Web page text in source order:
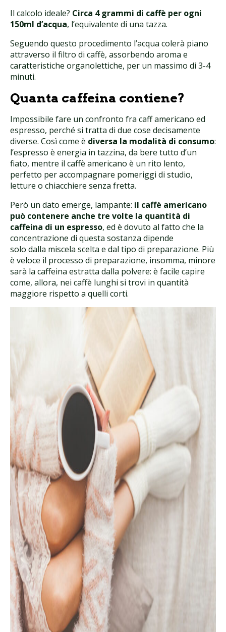
Il calcolo ideale? Circa 4 grammi di caffè per ogni
150ml d’acqua, l’equivalente di una tazza.
Seguendo questo procedimento l’acqua colerà piano
attraverso il filtro di caffè, assorbendo aroma e
caratteristiche organolettiche, per un massimo di 3-4
minuti.
Quanta caffeina contiene?
Impossibile fare un confronto fra caff americano ed
espresso, perché si tratta di due cose decisamente
diverse. Così come è diversa la modalità di consumo:
l’espresso è energia in tazzina, da bere tutto d’un
fiato, mentre il caffè americano è un rito lento,
perfetto per accompagnare pomeriggi di studio,
letture o chiacchiere senza fretta.
Però un dato emerge, lampante: il caffè americano
può contenere anche tre volte la quantità di
caffeina di un espresso, ed è dovuto al fatto che la
concentrazione di questa sostanza dipende
solo dalla miscela scelta e dal tipo di preparazione. Più
è veloce il processo di preparazione, insomma, minore
sarà la caffeina estratta dalla polvere: è facile capire
come, allora, nei caffè lunghi si trovi in quantità
maggiore rispetto a quelli corti.